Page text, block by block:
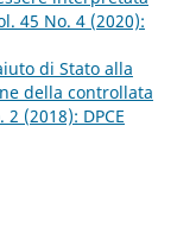
45 No. 4 (2020):
di Stato alla
della controllata
2 (2018): DPCE